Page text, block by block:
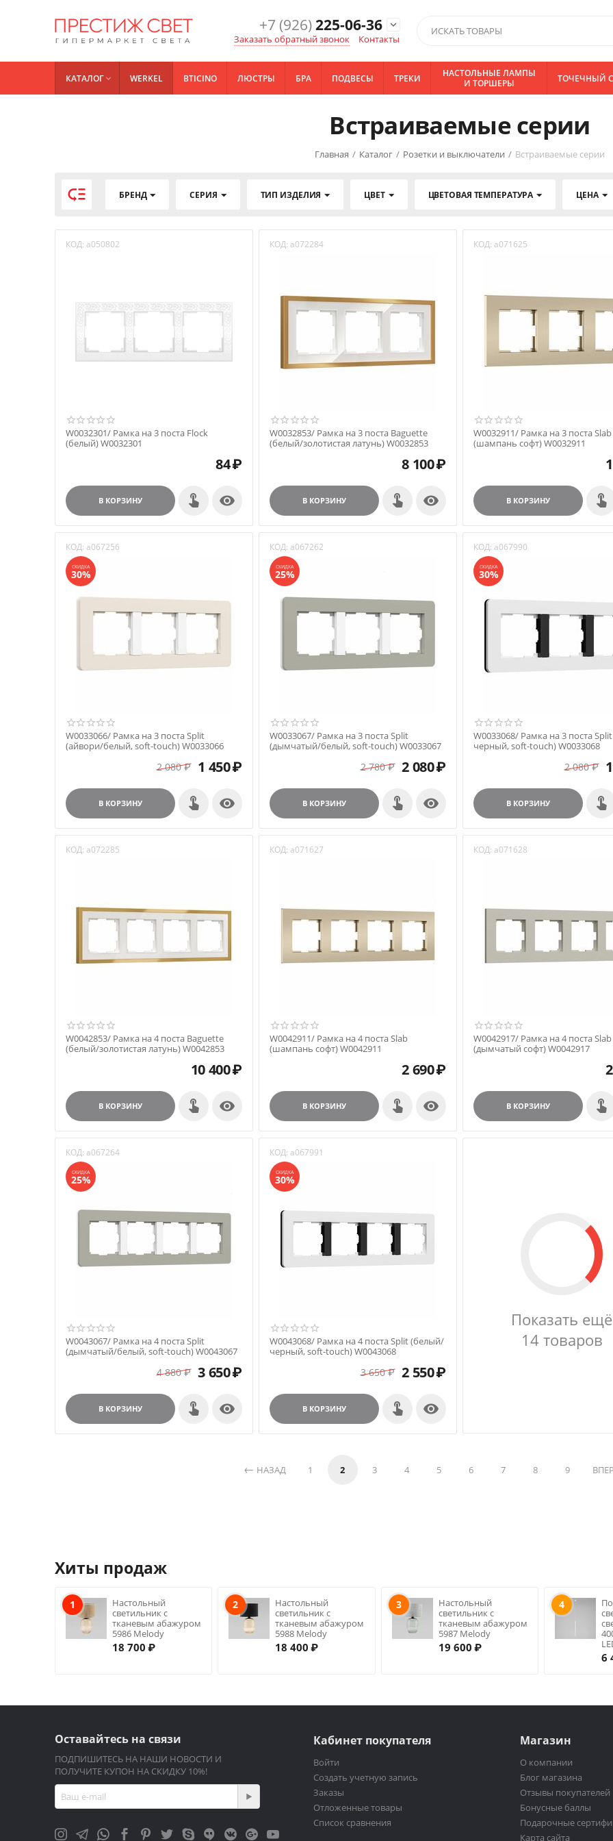
+7 (926)225-06-36
expand_more
Заказать обратный звонок
Контакты
КАТАЛОГ WERKEL BTICINO ЛЮСТРЫ БРА ПОДВЕСЫ ТРЕКИ
НАСТОЛЬНЫЕ ЛАМПЫ
И ТОРШЕРЫ
ТОЧЕЧНЫЙ
Встраиваемые серии
Главная / Каталог / Розетки и выключатели / Встраиваемые серии
 БРЕНД СЕРИЯ ТИП ИЗДЕЛИЯ ЦВЕТ ЦВЕТОВАЯ ТЕМПЕРАТУРА ЦЕНА
КОД: a050802
W0032301/ Рамка на 3 поста Flock
(белый) W0032301
84₽
В КОРЗИНУ 
КОД: a072284
W0032853/ Рамка на 3 поста Baguette
(белый/золотистая латунь) W0032853
8 100₽
В КОРЗИНУ 
КОД: a071625
W0032911/ Рамка на 3 поста Slab
(шампань софт) W0032911
В КОРЗИНУ
КОД: a067256
СКИДКА
30%
W0033066/ Рамка на 3 поста Split
(айвори/белый, soft-touch) W0033066
2 080 ₽ 1 450₽
В КОРЗИНУ 
КОД: a067262
СКИДКА
25%
W0033067/ Рамка на 3 поста Split
(дымчатый/белый, soft-touch) W0033067
2 780 ₽ 2 080₽
В КОРЗИНУ 
КОД: a067990
СКИДКА
30%
W0033068/ Рамка на 3 поста
черный, soft-touch) W0033068
2 080 ₽
В КОРЗИНУ
КОД: a072285
W0042853/ Рамка на 4 поста Baguette
(белый/золотистая латунь) W0042853
10 400₽
В КОРЗИНУ 
КОД: a071627
W0042911/ Рамка на 4 поста Slab
(шампань софт) W0042911
2 690₽
В КОРЗИНУ 
КОД: a071628
W0042917/ Рамка на 4 поста Slab
(дымчатый софт) W0042917
В КОРЗИНУ
КОД: a067264
СКИДКА
25%
W0043067/ Рамка на 4 поста Split
(дымчатый/белый, soft-touch) W0043067
4 880 ₽ 3 650₽
В КОРЗИНУ 
КОД: a067991
СКИДКА
30%
W0043068/ Рамка на 4 поста Split (белый/
черный, soft-touch) W0043068
3 650 ₽ 2 550₽
В КОРЗИНУ 
Показать ещё
14 товаров
НАЗАД 1 2 3 4 5 6 7 8 9
Хиты продаж
1
Настольный
светильник с
тканевым абажуром
5986 Melody
18 700 ₽
2
Настольный
светильник с
тканевым абажуром
5988 Melody
18 400 ₽
3
Настольный
светильник с
тканевым абажуром
5987 Melody
19 600 ₽
4
6
Оставайтесь на связи
ПОДПИШИТЕСЬ НА НАШИ НОВОСТИ И
ПОЛУЧИТЕ КУПОН НА СКИДКУ 10%!
Кабинет покупателя
Войти
Создать учетную запись
Заказы
Отложенные товары
Список сравнения
Магазин
О компании
Блог магазина
Отзывы покупателей
Бонусные баллы
Подарочные
Карта сайта